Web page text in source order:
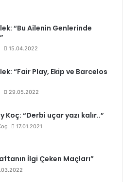
“Bu Ailenin Genlerinde
15.04.2022
“Fair Play, Ekip ve Barcelos
29.05.2022
Koç: “Derbi uçar yazı kalır..”
17.01.2021
İlgi Çeken Maçları”